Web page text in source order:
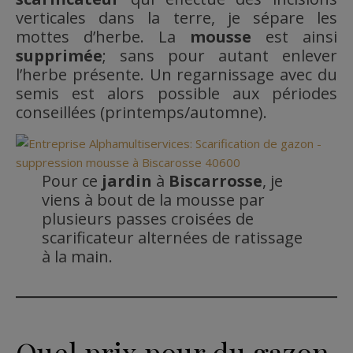
verticales dans la terre, je sépare les
mottes d’herbe. La mousse est ainsi
supprimée; sans pour autant enlever
l’herbe présente. Un regarnissage avec du
semis est alors possible aux périodes
conseillées (printemps/automne).
Pour ce jardin à Biscarrosse, je
viens à bout de la mousse par
plusieurs passes croisées de
scarificateur alternées de ratissage
à la main.